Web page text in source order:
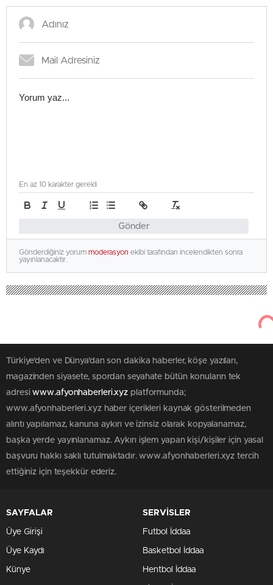
Gönder
En az 10 karakter gerekli
Gönderdiğiniz yorum moderasyon ekibi tarafından incelendikten sonra
yayınlanacaktır.
Türkiye'den ve Dünya’dan son dakika haberler, köşe yazıları,
magazinden siyasete, spordan seyahate bütün konuların tek
adresiwww.afyonhaberleri.xyz platformunda;
www.afyonhaberleri.xyz haber içerikleri kaynak gösterilmeden
alıntı yapılamaz, kanuna aykırı ve izinsiz olarak kopyalanamaz,
başka yerde yayınlanamaz. Aykırı işlem yapan kişi/kişiler için yasal
başvuru hakkı saklı tutulmaktadır. www.afyonhaberleri.xyz tercih
ettiğiniz için teşekkür ederiz.
SAYFALAR
Üye Girişi
Üye Kaydı
Künye
SERVİSLER
Futbol İddaa
Basketbol İddaa
Hentbol İddaa